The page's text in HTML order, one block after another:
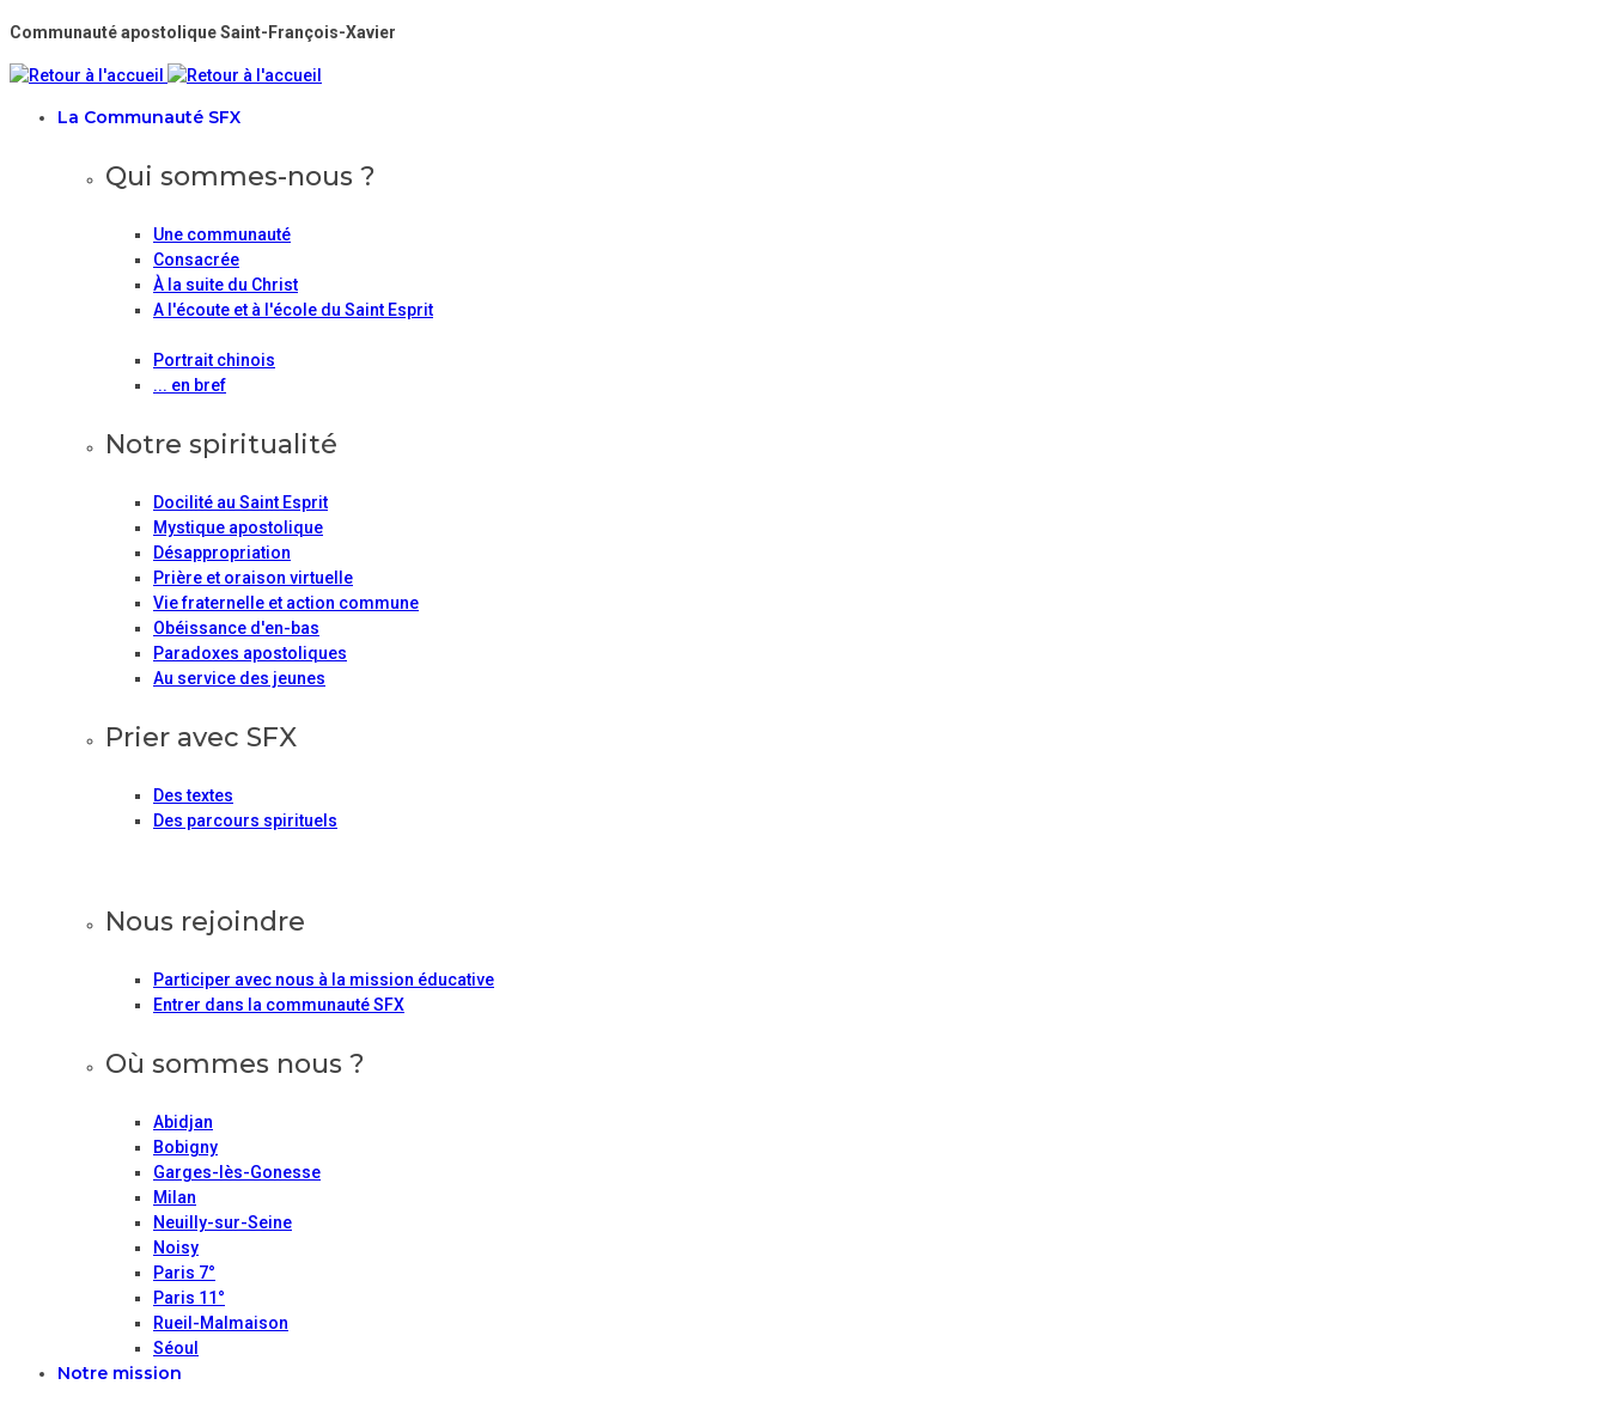
Communauté apostolique Saint-François-Xavier
La Communauté SFX
Qui sommes-nous ?
Une communauté
Consacrée
À la suite du Christ
A l'écoute et à l'école du Saint Esprit
Portrait chinois
... en bref
Notre spiritualité
Docilité au Saint Esprit
Mystique apostolique
Désappropriation
Prière et oraison virtuelle
Vie fraternelle et action commune
Obéissance d'en-bas
Paradoxes apostoliques
Au service des jeunes
Prier avec SFX
Des textes
Des parcours spirituels
Nous rejoindre
Participer avec nous à la mission éducative
Entrer dans la communauté SFX
Où sommes nous ?
Abidjan
Bobigny
Garges-lès-Gonesse
Milan
Neuilly-sur-Seine
Noisy
Paris 7°
Paris 11°
Rueil-Malmaison
Séoul
Notre mission